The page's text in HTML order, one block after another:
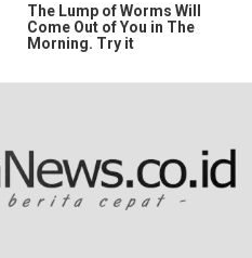
The Lump of Worms Will
Come Out of You in The
Morning. Try it